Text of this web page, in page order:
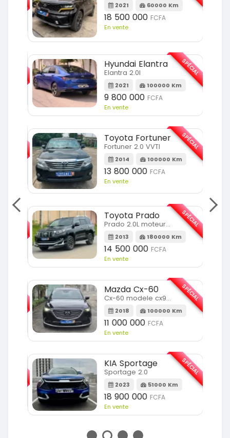
SPÉCIAL
2021 60000 Km
18 500 000 FCFA
En vente
Hyundai Elantra
Elantra 2.0l
2021 100000 Km
9 800 000 FCFA
En vente
SPÉCIAL
Toyota Fortuner
Fortuner 2.0 VVTI
2014 100000 Km
13 800 000 FCFA
En vente
SPÉCIAL
Toyota Prado
Prado 2.0L moteur d4d
2013 180000 Km
14 500 000 FCFA
En vente
SPÉCIAL
Mazda Cx-60
Cx-60 modele cx9 full option
2018 100000 Km
11 000 000 FCFA
En vente
SPÉCIAL
KIA Sportage
Sportage 2.0
2023 51000 Km
18 900 000 FCFA
En vente
SPÉCIAL